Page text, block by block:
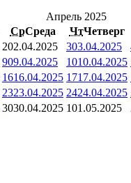
Апрель 2025
СрСреда ЧтЧетверг
202.04.2025 303.04.2025
909.04.2025 1010.04.2025
1616.04.2025 1717.04.2025
2323.04.2025 2424.04.2025
3030.04.2025 101.05.2025